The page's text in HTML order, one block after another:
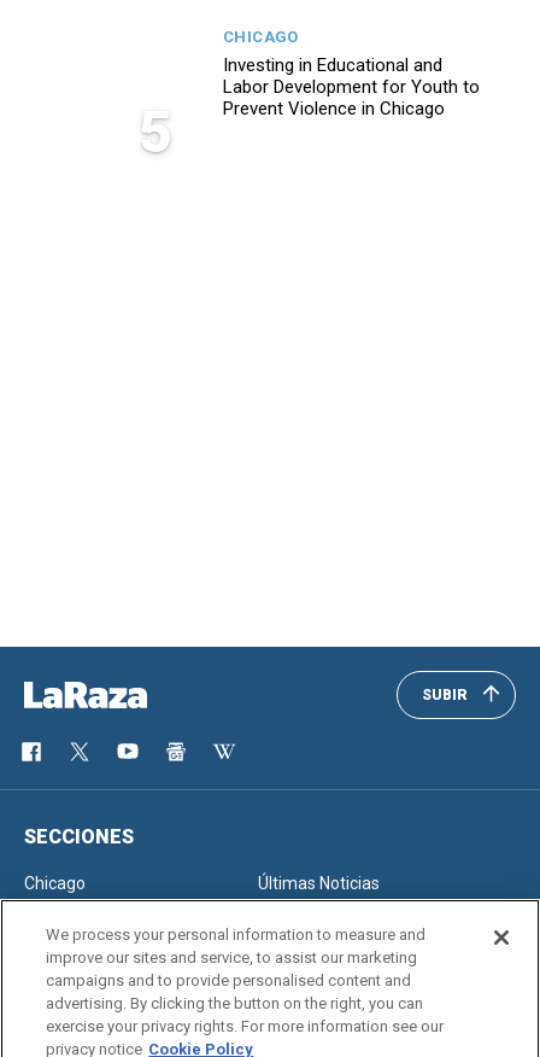
5
CHICAGO
Investing in Educational and
Labor Development for Youth to
Prevent Violence in Chicago
SUBIR
SECCIONES
Chicago
Últimas Noticias
SERVICIOS
We process your personal information to measure and
improve our sites and service, to assist our marketing
campaigns and to provide personalised content and
advertising. By clicking the button on the right, you can
exercise your privacy rights. For more information see our
privacy notice Cookie Policy